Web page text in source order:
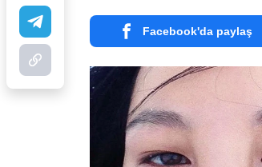
Facebook'da paylaş